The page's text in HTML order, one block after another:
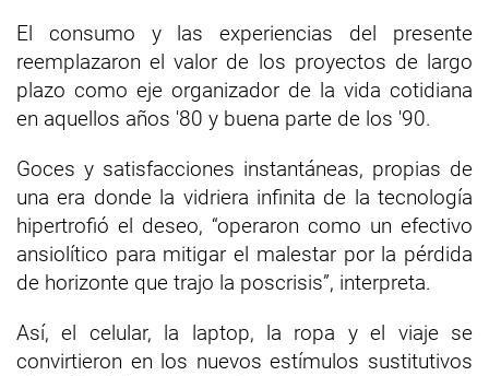
El consumo y las experiencias del presente
reemplazaron el valor de los proyectos de largo
plazo como eje organizador de la vida cotidiana
en aquellos años '80 y buena parte de los '90.
Goces y satisfacciones instantáneas, propias de
una era donde la vidriera infinita de la tecnología
hipertrofió el deseo, “operaron como un efectivo
ansiolítico para mitigar el malestar por la pérdida
de horizonte que trajo la poscrisis”, interpreta.
Así, el celular, la laptop, la ropa y el viaje se
convirtieron en los nuevos estímulos sustitutivos